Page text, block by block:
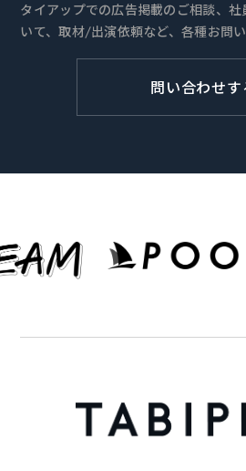
タイアップでの広告掲載のご相談、
いて、取材/出演依頼など、各種お問
問い合わせす